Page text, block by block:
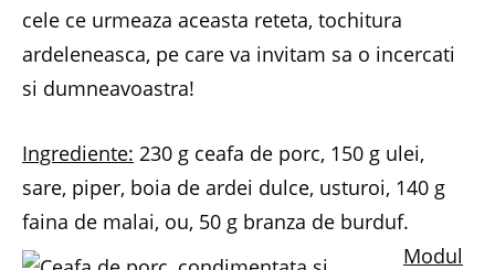
cele ce urmeaza aceasta reteta, tochitura
ardeleneasca, pe care va invitam sa o incercati
si dumneavoastra!
Ingrediente: 230 g ceafa de porc, 150 g ulei,
sare, piper, boia de ardei dulce, usturoi, 140 g
faina de malai, ou, 50 g branza de burduf.
Modul